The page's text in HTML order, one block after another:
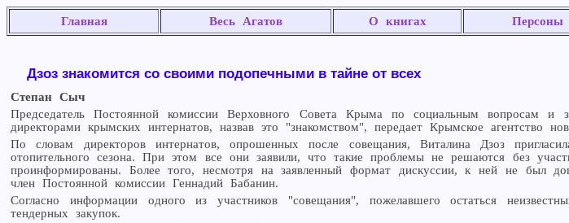
Главная Весь Агатов О книгах Персоны
Дзоз знакомится со своими подопечными в тайне от всех
Степан Сыч
Председатель Постоянной комиссии Верховного Совета Крыма по социальным вопросам
директорами крымских интернатов, назвав это "знакомством", передает Крымское агентство
По словам директоров интернатов, опрошенных после совещания, Виталина Дзоз
отопительного сезона. При этом все они заявили, что такие проблемы не решаются без
проинформированы. Более того, несмотря на заявленный формат дискуссии, к ней не был
член Постоянной комиссии Геннадий Бабанин.
Согласно информации одного из участников "совещания", пожелавшего остаться
тендерных закупок.